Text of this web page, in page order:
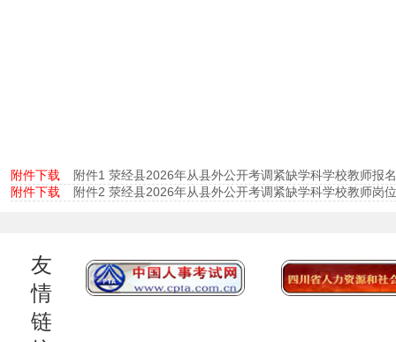
附件下载
附件1 荥经县2026年从县外公开考调紧缺学科学校教师报
附件下载
附件2 荥经县2026年从县外公开考调紧缺学科学校教师岗
友
情
链